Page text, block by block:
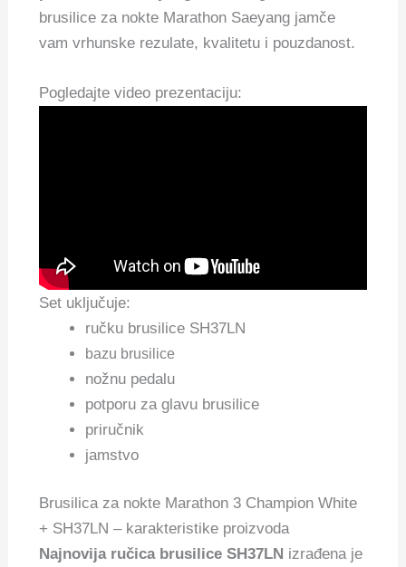
brusilice za nokte Marathon Saeyang jamče
vam vrhunske rezulate, kvalitetu i pouzdanost.
Pogledajte video prezentaciju:
Set uključuje:
ručku brusilice SH37LN
bazu brusilice
nožnu pedalu
potporu za glavu brusilice
priručnik
jamstvo
Brusilica za nokte Marathon 3 Champion White
+ SH37LN – karakteristike proizvoda
Najnovija ručica brusilice SH37LN izrađena je